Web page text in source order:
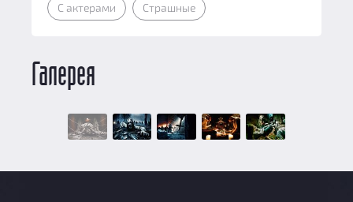
С актерами Страшные
Галерея